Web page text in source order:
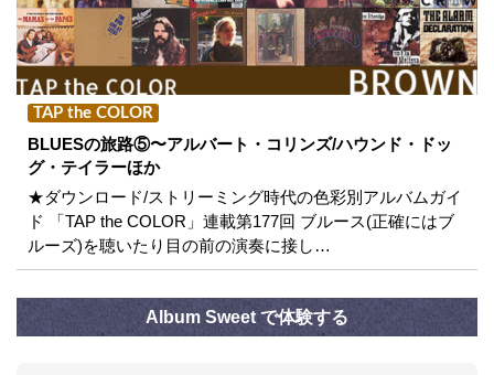
TAP the COLOR
BLUESの旅路⑤〜アルバート・コリンズ/ハウンド・ドッ
グ・テイラーほか
★ダウンロード/ストリーミング時代の色彩別アルバムガイ
ド 「TAP the COLOR」連載第177回 ブルース(正確にはブ
ルーズ)を聴いたり目の前の演奏に接し…
Album Sweet で体験する